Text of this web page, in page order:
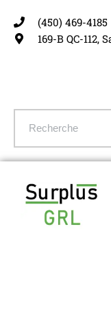
Aller
(450) 469-4185
169-B QC-112,